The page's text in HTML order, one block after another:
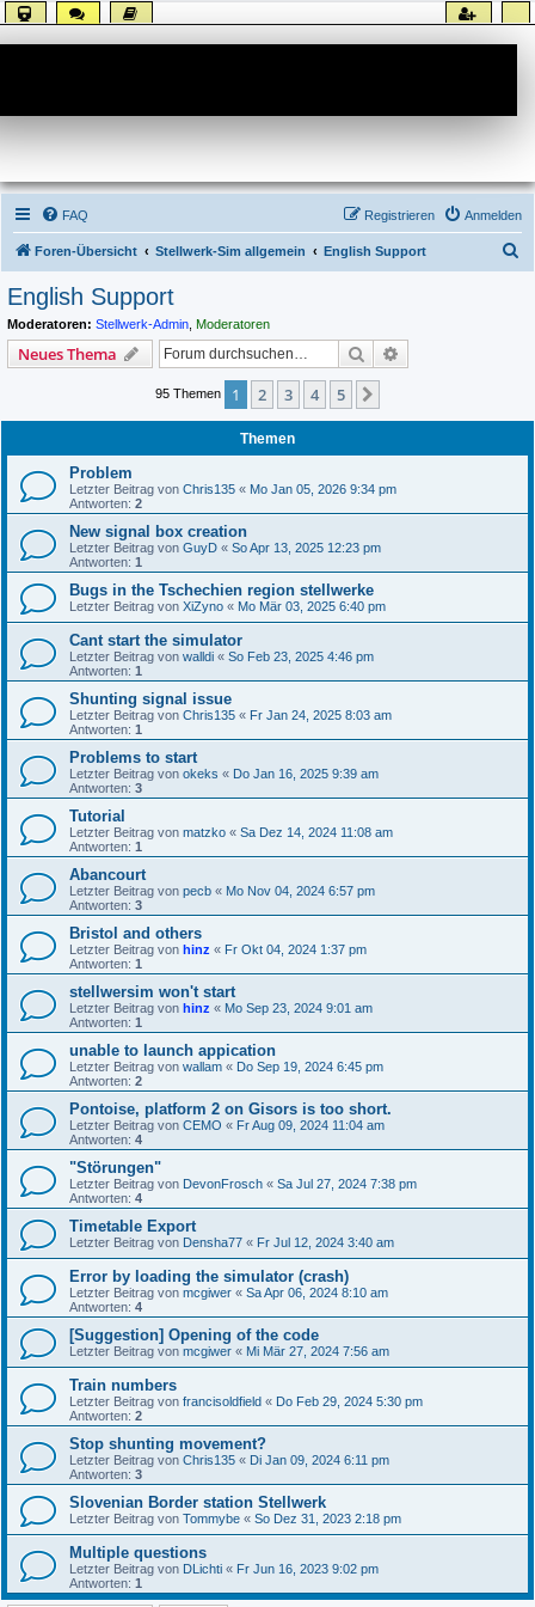
FAQ Anmelden
Registrieren
Foren-Übersicht Stellwerk-Sim allgemein English Support
English Support
Moderatoren: Stellwerk-Admin Moderatoren
Neues Thema Suche
95 Themen 1 2 3 4 5
Themen
Problem
Letzter Beitrag von Chris135 « Mo Jan 05, 2026 9:34 pm
Antworten: 2
New signal box creation
Letzter Beitrag von GuyD « So Apr 13, 2025 12:23 pm
Antworten: 1
Bugs in the Tschechien region stellwerke
Letzter Beitrag von XiZyno « Mo Mär 03, 2025 6:40 pm
Cant start the simulator
Letzter Beitrag von walldi « So Feb 23, 2025 4:46 pm
Antworten: 1
Shunting signal issue
Letzter Beitrag von Chris135 « Fr Jan 24, 2025 8:03 am
Antworten: 1
Problems to start
Letzter Beitrag von okeks « Do Jan 16, 2025 9:39 am
Antworten: 3
Tutorial
Letzter Beitrag von matzko « Sa Dez 14, 2024 11:08 am
Antworten: 1
Abancourt
Letzter Beitrag von pecb « Mo Nov 04, 2024 6:57 pm
Antworten: 3
Bristol and others
Letzter Beitrag von hinz « Fr Okt 04, 2024 1:37 pm
Antworten: 1
stellwersim won't start
Letzter Beitrag von hinz « Mo Sep 23, 2024 9:01 am
Antworten: 1
unable to launch appication
Letzter Beitrag von wallam « Do Sep 19, 2024 6:45 pm
Antworten: 2
Pontoise, platform 2 on Gisors is too short.
Letzter Beitrag von CEMO « Fr Aug 09, 2024 11:04 am
Antworten: 4
"Störungen"
Letzter Beitrag von DevonFrosch « Sa Jul 27, 2024 7:38 pm
Antworten: 4
Timetable Export
Letzter Beitrag von Densha77 « Fr Jul 12, 2024 3:40 am
Error by loading the simulator (crash)
Letzter Beitrag von mcgiwer « Sa Apr 06, 2024 8:10 am
Antworten: 4
[Suggestion] Opening of the code
Letzter Beitrag von mcgiwer « Mi Mär 27, 2024 7:56 am
Train numbers
Letzter Beitrag von francisoldfield « Do Feb 29, 2024 5:30 pm
Antworten: 2
Stop shunting movement?
Letzter Beitrag von Chris135 « Di Jan 09, 2024 6:11 pm
Antworten: 3
Slovenian Border station Stellwerk
Letzter Beitrag von Tommybe « So Dez 31, 2023 2:18 pm
Multiple questions
Letzter Beitrag von DLichti « Fr Jun 16, 2023 9:02 pm
Antworten: 1